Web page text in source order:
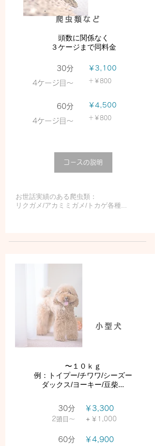
爬虫類など
頭数に関係なく
３​ケージまで同料金
30分
​4ケージ目〜
60分
4ケージ目〜
￥3,1 00
＋ ￥800
￥4,500
＋ ￥800
コースの説明
お世話実績のある爬虫類：
​リクガメ/アカミミガメ/トカゲ各種...
小型犬
​〜１０ｋｇ
例：トイプー/チワワ/シーズー
ダックス/ヨーキー/豆柴...
30分
​2頭目〜
60分
￥3,300
＋ ￥1,000
￥4,900